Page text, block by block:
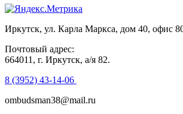
Иркутск, ул. Карла Маркса, дом 40, офис
Почтовый адрес:
664011, г. Иркутск, а/я 82.
8 (3952) 43-14-06
ombudsman38@mail.ru